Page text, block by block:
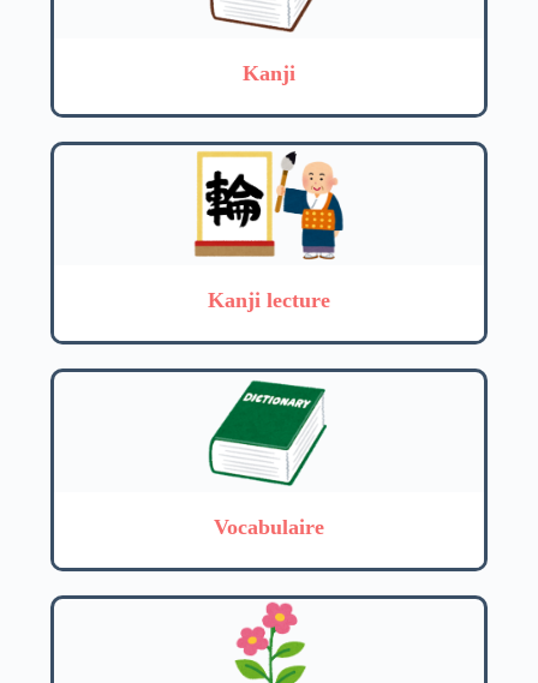
Kanji
Kanji lecture
Vocabulaire